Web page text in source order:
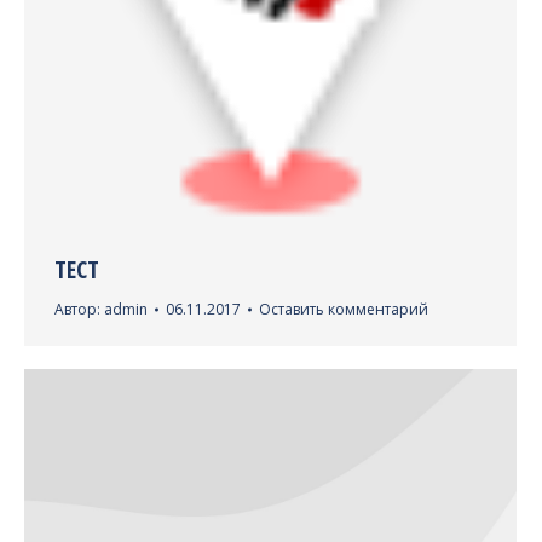
ТЕСТ
Автор: admin 06.11.2017 Оставить комментарий